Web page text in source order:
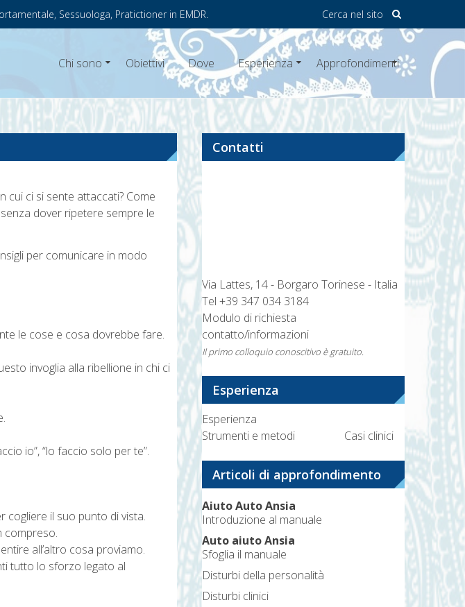
Sessuologa, Pratictioner in EMDR. Cerca nel sito
Chi sono Obiettivi Dove Esperienza Approfondimenti
cui ci si sente attaccati? Come
dover ripetere sempre le
per comunicare in modo
le cose e cosa dovrebbe fare.
invoglia alla ribellione in chi ci
io”, “lo faccio solo per te”.
cogliere il suo punto di vista.
compreso.
all’altro cosa proviamo.
tutto lo sforzo legato al
Contatti
Via Lattes, 14 - Borgaro Torinese - Italia
Tel +39 347 034 3184
Modulo di richiesta
contatto/informazioni
Il primo colloquio conoscitivo è gratuito.
Esperienza
Esperienza
Strumenti e metodi
Casi clinici
Articoli di approfondimento
Aiuto Auto Ansia
Introduzione al manuale
Auto aiuto Ansia
Sfoglia il manuale
Disturbi della personalità
Disturbi clinici